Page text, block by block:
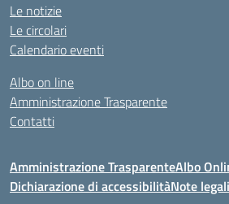
Le notizie
Le circolari
Calendario eventi
Albo on line
Amministrazione Trasparente
Contatti
Amministrazione TrasparenteAlbo
Dichiarazione di accessibilitàNote legali